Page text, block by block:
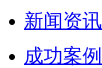
新闻资讯
成功案例